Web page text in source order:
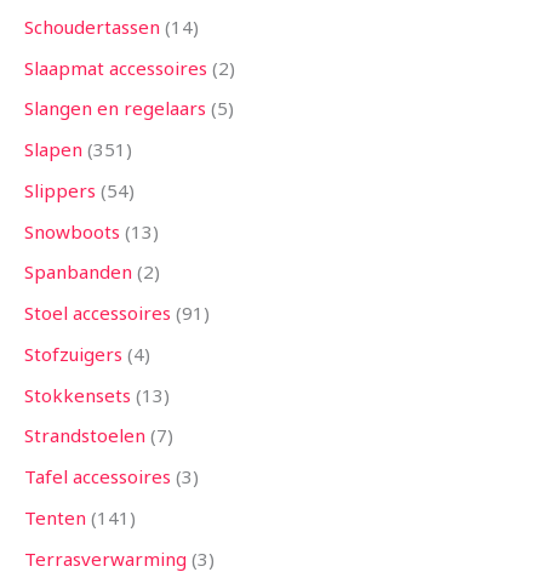
Schoudertassen 14
Slaapmat accessoires 2
Slangen en regelaars 5
Slapen 351
Slippers 54
Snowboots 13
Spanbanden 2
Stoel accessoires 91
Stofzuigers 4
Stokkensets 13
Strandstoelen 7
Tafel accessoires 3
Tenten 141
Terrasverwarming 3